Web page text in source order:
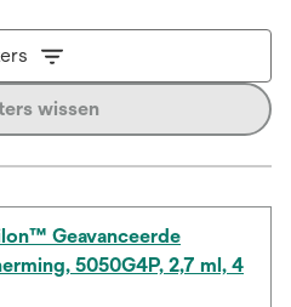
wissen
Geavanceerde
5050G4P, 2,7 ml, 4